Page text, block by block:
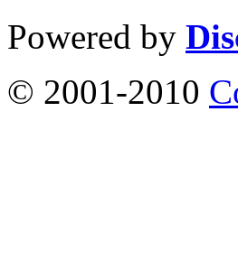
Powered by
© 2001-2010